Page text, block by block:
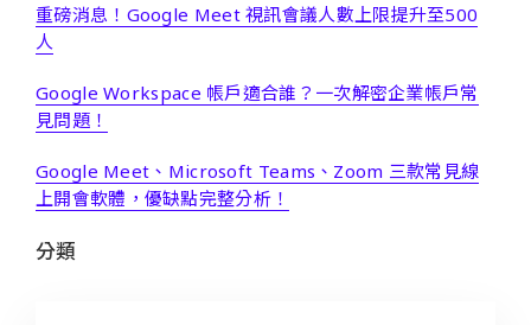
重磅消息！Google Meet 視訊會議人數上限提升至500
人
Google Workspace 帳戶適合誰？一次解密企業帳戶常
見問題！
Google Meet、Microsoft Teams、Zoom 三款常見線
上開會軟體，優缺點完整分析！
分類